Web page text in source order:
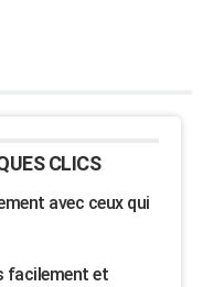
CLICS
avec ceux qui
facilement et